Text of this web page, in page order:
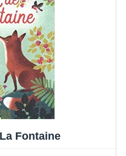
Fontaine